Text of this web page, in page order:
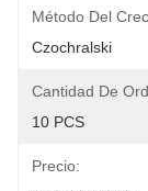
Método Del
Czochralski
Cantidad De
10 PCS
Precio: